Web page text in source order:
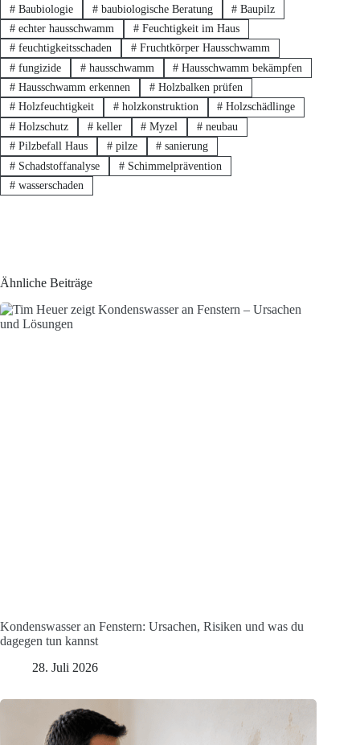
#Baubiologie #baubiologische Beratung # Baupilz
#echter hausschwamm #Feuchtigkeit im Haus
#feuchtigkeitsschaden #Fruchtkörper Hausschwamm
#fungizide #hausschwamm # Hausschwamm bekämpfen
#Hausschwamm erkennen #Holzbalken prüfen
#Holzfeuchtigkeit #holzkonstruktion # Holzschädlinge
#Holzschutz #keller # Myzel # neubau
#Pilzbefall Haus #pilze # sanierung
#Schadstoffanalyse #Schimmelprävention
#wasserschaden
Ähnliche Beiträge
Kondenswasser an Fenstern: Ursachen, Risiken und was du
dagegen tun kannst
28. Juli 2026